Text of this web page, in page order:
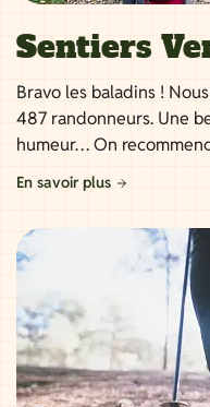
Sentiers
Bravo les baladins !
487 randonneurs. Une
humeur… On
En savoir plus